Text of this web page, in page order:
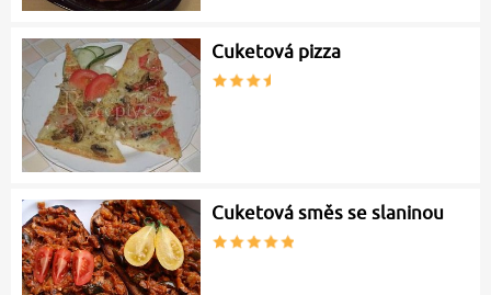
Cuketová pizza
Cuketová směs se slaninou